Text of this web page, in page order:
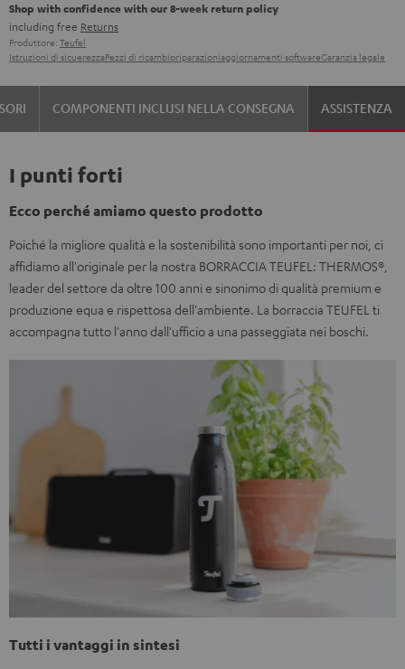
Shop with confidence with our 8-week return policy
including free Returns
Produttore: Teufel
Istruzioni di sicuerezzaPezzi di ricambioriparazioniaggiornamenti softwareGaranzia legale
COMPONENTI INCLUSI NELLA CONSEGNA ASSISTENZA
I punti forti
Ecco perché amiamo questo prodotto
Poiché la migliore qualità e la sostenibilità sono importanti per noi, ci
affidiamo all'originale per la nostra BORRACCIA TEUFEL: THERMOS®,
leader del settore da oltre 100 anni e sinonimo di qualità premium e
produzione equa e rispettosa dell'ambiente. La borraccia TEUFEL ti
accompagna tutto l'anno dall'ufficio a una passeggiata nei boschi.
Tutti i vantaggi in sintesi